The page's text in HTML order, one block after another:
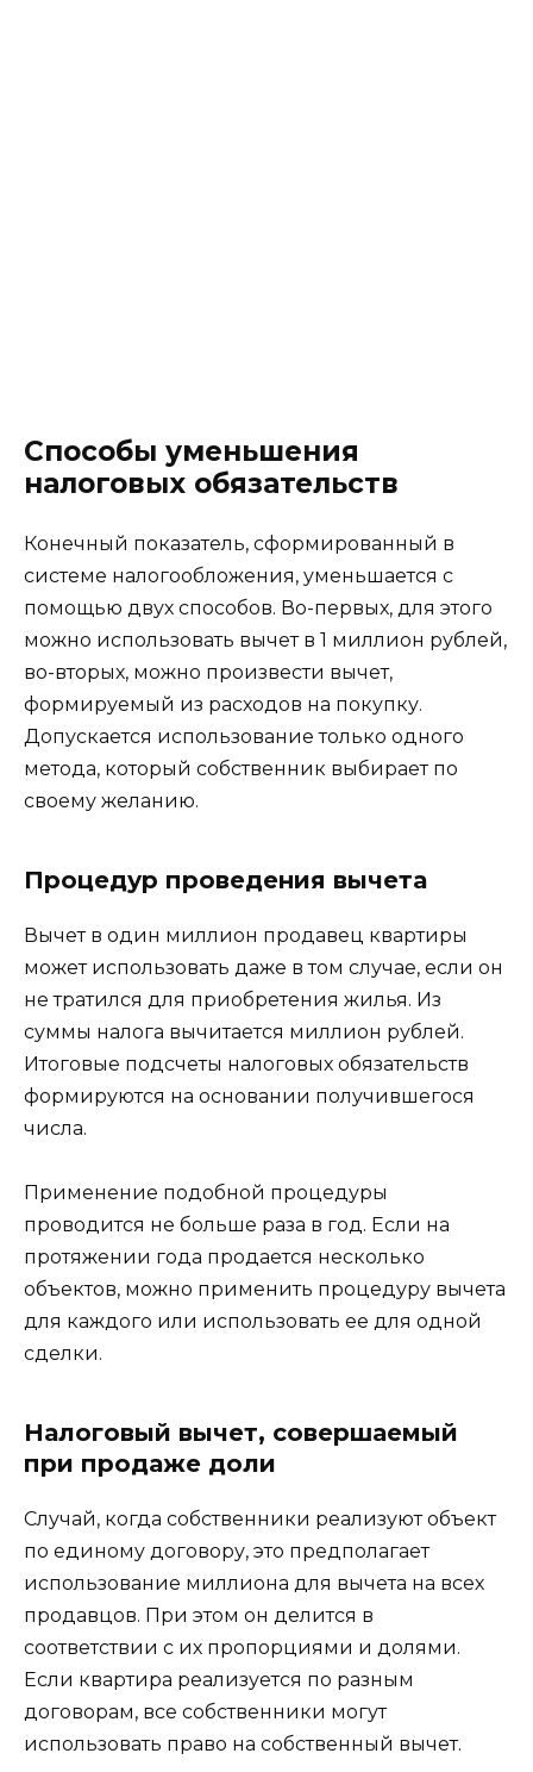
Способы уменьшения
налоговых обязательств
Конечный показатель, сформированный в
системе налогообложения, уменьшается с
помощью двух способов. Во-первых, для этого
можно использовать вычет в 1 миллион рублей,
во-вторых, можно произвести вычет,
формируемый из расходов на покупку.
Допускается использование только одного
метода, который собственник выбирает по
своему желанию.
Процедур проведения вычета
Вычет в один миллион продавец квартиры
может использовать даже в том случае, если он
не тратился для приобретения жилья. Из
суммы налога вычитается миллион рублей.
Итоговые подсчеты налоговых обязательств
формируются на основании получившегося
числа.
Применение подобной процедуры
проводится не больше раза в год. Если на
протяжении года продается несколько
объектов, можно применить процедуру вычета
для каждого или использовать ее для одной
сделки.
Налоговый вычет, совершаемый
при продаже доли
Случай, когда собственники реализуют объект
по единому договору, это предполагает
использование миллиона для вычета на всех
продавцов. При этом он делится в
соответствии с их пропорциями и долями.
Если квартира реализуется по разным
договорам, все собственники могут
использовать право на собственный вычет.